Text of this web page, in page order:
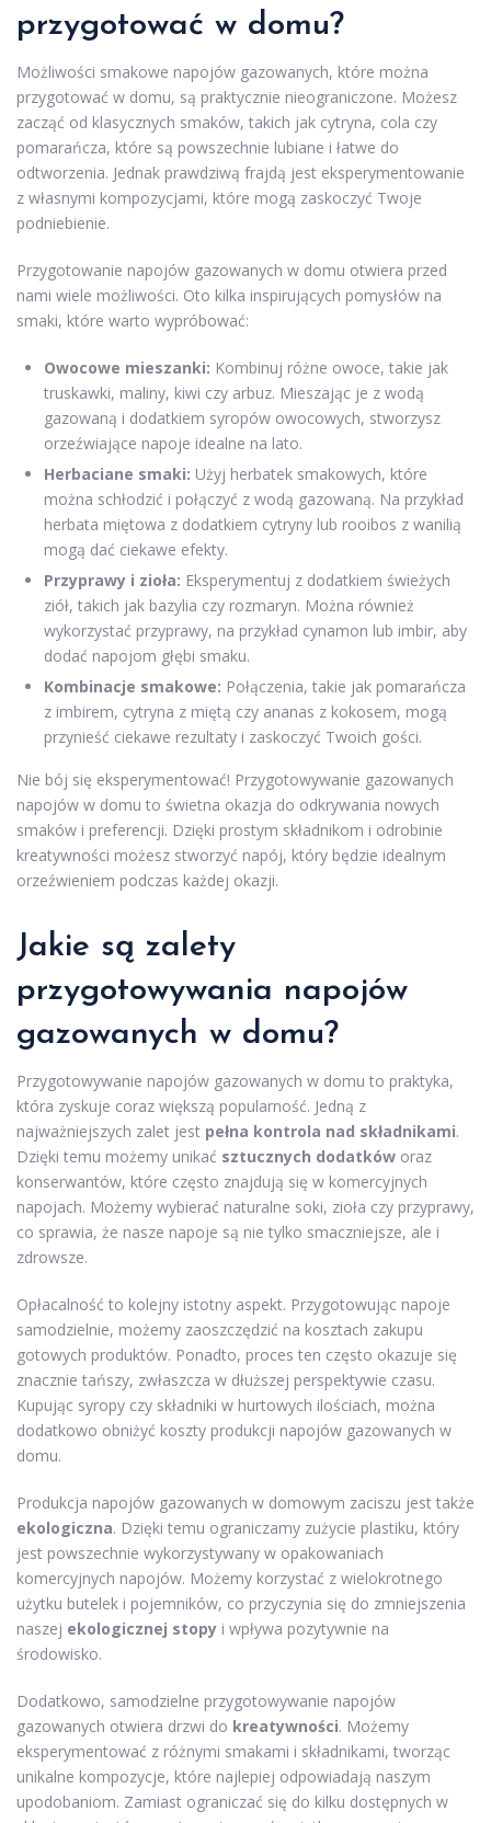
przygotować w domu?
Możliwości smakowe napojów gazowanych, które można
przygotować w domu, są praktycznie nieograniczone. Możesz
zacząć od klasycznych smaków, takich jak cytryna, cola czy
pomarańcza, które są powszechnie lubiane i łatwe do
odtworzenia. Jednak prawdziwą frajdą jest eksperymentowanie
z własnymi kompozycjami, które mogą zaskoczyć Twoje
podniebienie.
Przygotowanie napojów gazowanych w domu otwiera przed
nami wiele możliwości. Oto kilka inspirujących pomysłów na
smaki, które warto wypróbować:
Owocowe mieszanki: Kombinuj różne owoce, takie jak
truskawki, maliny, kiwi czy arbuz. Mieszając je z wodą
gazowaną i dodatkiem syropów owocowych, stworzysz
orzeźwiające napoje idealne na lato.
Herbaciane smaki: Użyj herbatek smakowych, które
można schłodzić i połączyć z wodą gazowaną. Na przykład
herbata miętowa z dodatkiem cytryny lub rooibos z wanilią
mogą dać ciekawe efekty.
Przyprawy i zioła: Eksperymentuj z dodatkiem świeżych
ziół, takich jak bazylia czy rozmaryn. Można również
wykorzystać przyprawy, na przykład cynamon lub imbir, aby
dodać napojom głębi smaku.
Kombinacje smakowe: Połączenia, takie jak pomarańcza
z imbirem, cytryna z miętą czy ananas z kokosem, mogą
przynieść ciekawe rezultaty i zaskoczyć Twoich gości.
Nie bój się eksperymentować! Przygotowywanie gazowanych
napojów w domu to świetna okazja do odkrywania nowych
smaków i preferencji. Dzięki prostym składnikom i odrobinie
kreatywności możesz stworzyć napój, który będzie idealnym
orzeźwieniem podczas każdej okazji.
Jakie są zalety
przygotowywania napojów
gazowanych w domu?
Przygotowywanie napojów gazowanych w domu to praktyka,
która zyskuje coraz większą popularność. Jedną z
najważniejszych zalet jest pełna kontrola nad składnikami.
Dzięki temu możemy unikać sztucznych dodatków oraz
konserwantów, które często znajdują się w komercyjnych
napojach. Możemy wybierać naturalne soki, zioła czy przyprawy,
co sprawia, że nasze napoje są nie tylko smaczniejsze, ale i
zdrowsze.
Opłacalność to kolejny istotny aspekt. Przygotowując napoje
samodzielnie, możemy zaoszczędzić na kosztach zakupu
gotowych produktów. Ponadto, proces ten często okazuje się
znacznie tańszy, zwłaszcza w dłuższej perspektywie czasu.
Kupując syropy czy składniki w hurtowych ilościach, można
dodatkowo obniżyć koszty produkcji napojów gazowanych w
domu.
Produkcja napojów gazowanych w domowym zaciszu jest także
ekologiczna. Dzięki temu ograniczamy zużycie plastiku, który
jest powszechnie wykorzystywany w opakowaniach
komercyjnych napojów. Możemy korzystać z wielokrotnego
użytku butelek i pojemników, co przyczynia się do zmniejszenia
naszej ekologicznej stopy i wpływa pozytywnie na
środowisko.
Dodatkowo, samodzielne przygotowywanie napojów
gazowanych otwiera drzwi do kreatywności. Możemy
eksperymentować z różnymi smakami i składnikami, tworząc
unikalne kompozycje, które najlepiej odpowiadają naszym
upodobaniom. Zamiast ograniczać się do kilku dostępnych w